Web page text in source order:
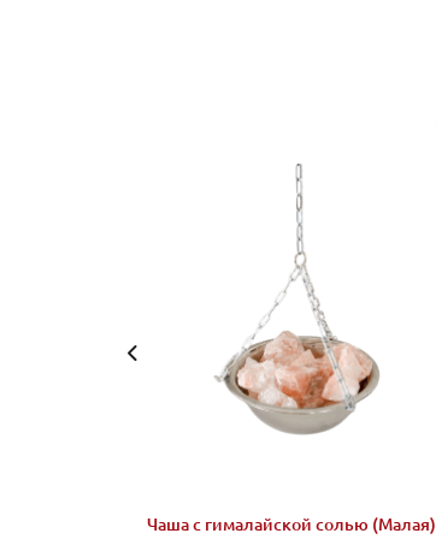
Чаша с гималайской солью (Малая)